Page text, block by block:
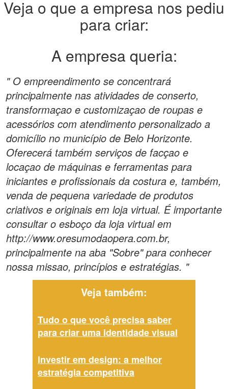
Veja o que a empresa nos pediu
para criar:
A empresa queria:
" O empreendimento se concentrará
principalmente nas atividades de conserto,
transformaçao e customizaçao de roupas e
acessórios com atendimento personalizado a
domicílio no município de Belo Horizonte.
Oferecerá também serviços de facçao e
locaçao de máquinas e ferramentas para
iniciantes e profissionais da costura e, também,
venda de pequena variedade de produtos
criativos e originais em loja virtual. É importante
consultar o esboço da loja virtual em
http://www.oresumodaopera.com.br,
principalmente na aba "Sobre" para conhecer
nossa missao, princípios e estratégias. "
Veja também:
Tudo o que você precisa saber
para criar uma identidade visual
Investir em design: a melhor
estratégia competitiva